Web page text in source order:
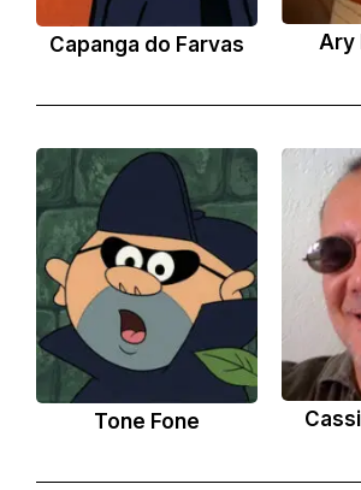
Capanga do Farvas Ary
Tone Fone